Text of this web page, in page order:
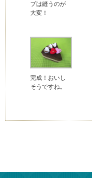
プは縫うのが
大変！
完成！おいし
そうですね。